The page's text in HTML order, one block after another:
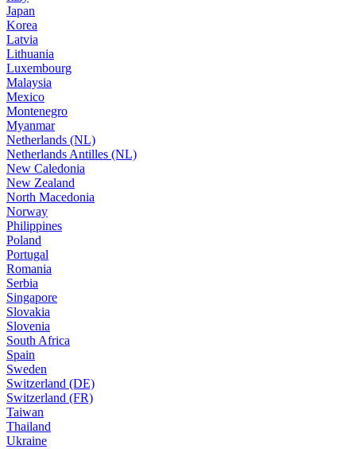
Japan
Korea
Latvia
Lithuania
Luxembourg
Malaysia
Mexico
Montenegro
Myanmar
Netherlands (NL)
Netherlands Antilles (NL)
New Caledonia
New Zealand
North Macedonia
Norway
Philippines
Poland
Portugal
Romania
Serbia
Singapore
Slovakia
Slovenia
South Africa
Spain
Sweden
Switzerland (DE)
Switzerland (FR)
Taiwan
Thailand
Ukraine